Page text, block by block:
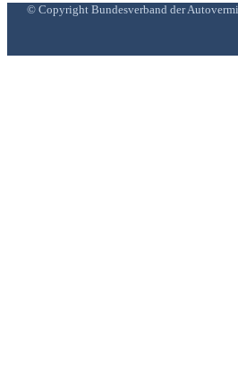
© Copyright Bundesverband der